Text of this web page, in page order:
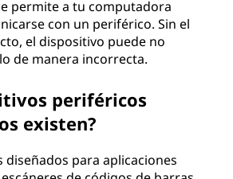
permite a tu computadora
con un periférico. Sin el
el dispositivo puede no
de manera incorrecta.
periféricos
existen?
diseñados para aplicaciones